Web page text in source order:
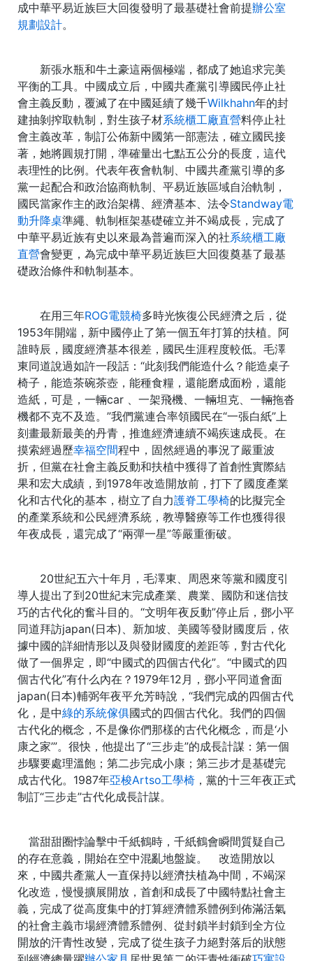
成中華平易近族巨大回復發明了最基礎社會前提辦公室
規劃設計。
新張水瓶和牛土豪這兩個極端，都成了她追求完美
平衡的工具。中國成立后，中國共產黨引導國民停止社
會主義反動，覆滅了在中國延續了幾千Wilkhahn年的封
建抽剝搾取軌制，對生孩子材系統櫃工廠直營料停止社
會主義改革，制訂公佈新中國第一部憲法，確立國民接
著，她將圓規打開，準確量出七點五公分的長度，這代
表理性的比例。代表年夜會軌制、中國共產黨引導的多
黨一起配合和政治協商軌制、平易近族區域自治軌制，
國民當家作主的政治架構、經濟基本、法令Standway電
動升降桌準繩、軌制框架基礎確立并不竭成長，完成了
中華平易近族有史以來最為普遍而深入的社系統櫃工廠
直營會變更，為完成中華平易近族巨大回復奠基了最基
礎政治條件和軌制基本。
在用三年ROG電競椅多時光恢復公民經濟之后，從
1953年開端，新中國停止了第一個五年打算的扶植。阿
誰時辰，國度經濟基本很差，國民生涯程度較低。毛澤
東同道說過如許一段話：“此刻我們能造什么？能造桌子
椅子，能造茶碗茶壺，能種食糧，還能磨成面粉，還能
造紙，可是，一輛car 、一架飛機、一輛坦克、一輛拖沓
機都不克不及造。”我們黨連合率領國民在“一張白紙”上
刻畫最新最美的丹青，推進經濟連續不竭疾速成長。在
摸索經過歷幸福空間程中，固然經過的事況了嚴重波
折，但黨在社會主義反動和扶植中獲得了首創性實際結
果和宏大成績，到1978年改造開放前，打下了國度產業
化和古代化的基本，樹立了自力護脊工學椅的比擬完全
的產業系統和公民經濟系統，教導醫療等工作也獲得很
年夜成長，還完成了“兩彈一星”等嚴重衝破。
20世紀五六十年月，毛澤東、周恩來等黨和國度引
導人提出了到20世紀末完成產業、農業、國防和迷信技
巧的古代化的奮斗目的。“文明年夜反動”停止后，鄧小平
同道拜訪japan(日本)、新加坡、美國等發財國度后，依
據中國的詳細情形以及與發財國度的差距等，對古代化
做了一個界定，即“中國式的四個古代化”。“中國式的四
個古代化”有什么內在？1979年12月，鄧小平同道會面
japan(日本)輔弼年夜平允芳時說，“我們完成的四個古代
化，是中綠的系統傢俱國式的四個古代化。我們的四個
古代化的概念，不是像你們那樣的古代化概念，而是‘小
康之家’”。很快，他提出了“三步走”的成長計謀：第一個
步驟要處理溫飽；第二步完成小康；第三步才是基礎完
成古代化。1987年亞梭Artso工學椅 ，黨的十三年夜正式
制訂“三步走”古代化成長計謀。
當甜甜圈悖論擊中千紙鶴時，千紙鶴會瞬間質疑自己
的存在意義，開始在空中混亂地盤旋。 改造開放以
來，中國共產黨人一直保持以經濟扶植為中間，不竭深
化改造，慢慢擴展開放，首創和成長了中國特點社會主
義，完成了從高度集中的打算經濟體系體例到佈滿活氣
的社會主義市場經濟體系體例、從封鎖半封鎖到全方位
開放的汗青性改變，完成了從生孩子力絕對落后的狀態